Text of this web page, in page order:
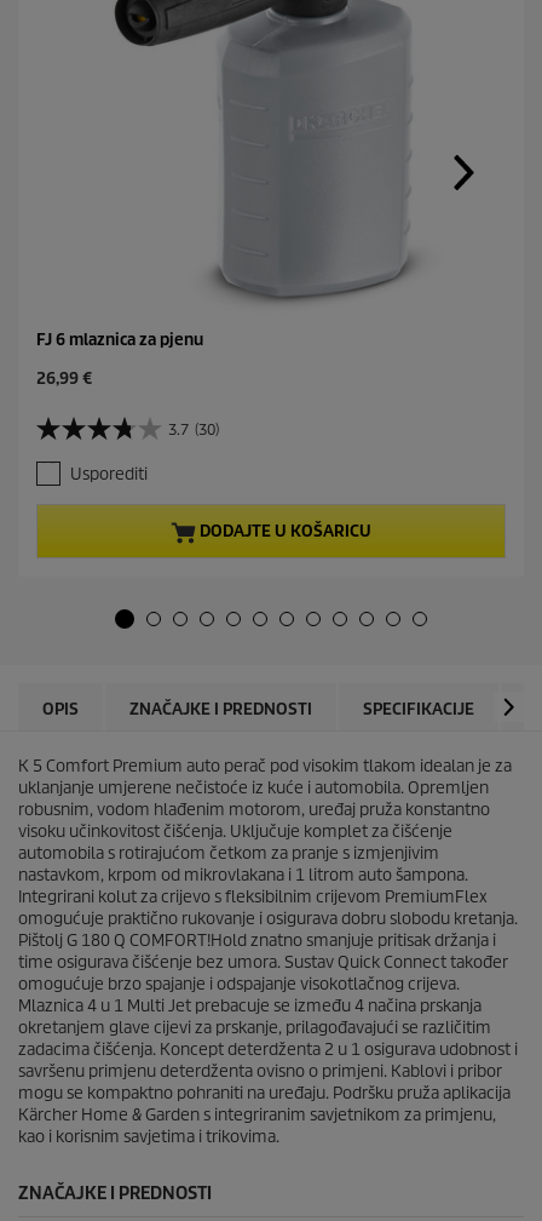
FJ 6 mlaznica za pjenu
C
r
e
n
t
e
26,99 €
3.7 (30)
3
.
7
o
.
3
0
r
e
c
e
n
z
i
j
e
Usporediti
DODAJTE U KOŠARICU
OPIS ZNAČAJKE I PREDNOSTI SPECIFIKACIJE
K 5 Comfort Premium auto perač pod visokim tlakom idealan je za
uklanjanje umjerene nečistoće iz kuće i automobila. Opremljen
robusnim, vodom hlađenim motorom, uređaj pruža konstantno
visoku učinkovitost čišćenja. Uključuje komplet za čišćenje
automobila s rotirajućom četkom za pranje s izmjenjivim
nastavkom, krpom od mikrovlakana i 1 litrom auto šampona.
Integrirani kolut za crijevo s fleksibilnim crijevom PremiumFlex
omogućuje praktično rukovanje i osigurava dobru slobodu kretanja.
Pištolj G 180 Q COMFORT!Hold znatno smanjuje pritisak držanja i
time osigurava čišćenje bez umora. Sustav Quick Connecttakođer
omogućuje brzo spajanje i odspajanje visokotlačnog crijeva.
Mlaznica 4 u 1 Multi Jet prebacuje se između 4 načina prskanja
okretanjem glave cijevi za prskanje, prilagođavajući se različitim
zadacima čišćenja. Koncept deterdženta 2 u 1 osigurava udobnost i
savršenu primjenu deterdženta ovisno o primjeni. Kablovi i pribor
mogu se kompaktno pohraniti na uređaju. Podršku pruža aplikacija
Kärcher Home & Garden s integriranim savjetnikom za primjenu,
kao i korisnim savjetima i trikovima.
ZNAČAJKE I PREDNOSTI